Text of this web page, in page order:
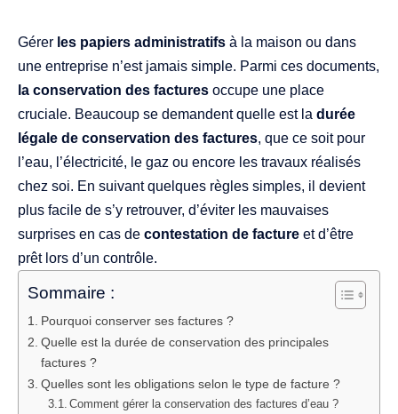
Gérer les papiers administratifs à la maison ou dans
une entreprise n’est jamais simple. Parmi ces documents,
la conservation des factures occupe une place
cruciale. Beaucoup se demandent quelle est la durée
légale de conservation des factures, que ce soit pour
l’eau, l’électricité, le gaz ou encore les travaux réalisés
chez soi. En suivant quelques règles simples, il devient
plus facile de s’y retrouver, d’éviter les mauvaises
surprises en cas de contestation de facture et d’être
prêt lors d’un contrôle.
Sommaire :
Pourquoi conserver ses factures ?
Quelle est la durée de conservation des principales
factures ?
Quelles sont les obligations selon le type de facture ?
Comment gérer la conservation des factures d’eau ?